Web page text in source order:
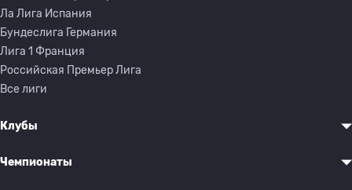
Ла Лига Испания
Бундеслига Германия
Лига 1 Франция
Российская Премьер Лига
Все лиги
Клубы
Чемпионаты